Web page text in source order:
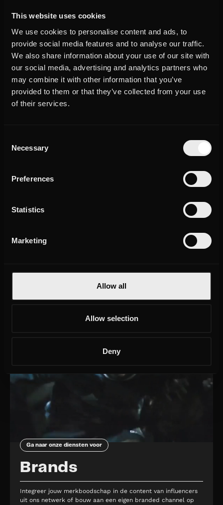
This website uses cookies
We use cookies to personalise content and ads, to
provide social media features and to analyse our traffic.
We also share information about your use of our site with
our social media, advertising and analytics partners who
may combine it with other information that you’ve
provided to them or that they’ve collected from your use
of their services.
Selection
Necessary
Preferences
Statistics
Marketing
Allow all
Allow selection
Deny
Slide 2 of 4.
verbinden en maken van groepen mensen communities. Wij
in cosumentengedrag vertonen op basis van gedeelde
German Media Award
Civis Media Award Educational Media Award
Fast Forward Science Award
Relevante content ontwikkelen voor iedere doelgroep
Ga naar onze diensten voor
Brands
Integreer jouw merkboodschap in de content van influencers
uit ons netwerk of bouw aan een eigen branded channel op